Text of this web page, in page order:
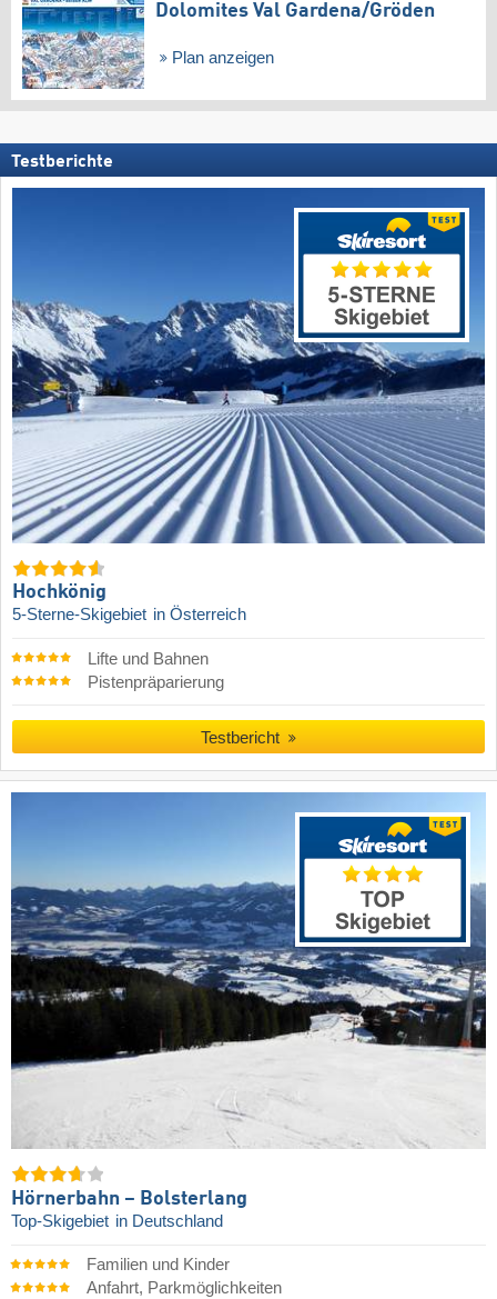
Dolomites Val Gardena/​Gröden
Plan anzeigen
Testberichte
Hochkönig
5-Sterne-Skigebiet in Österreich
Lifte und Bahnen
Pistenpräparierung
Testbericht
Hörnerbahn – Bolsterlang
Top-Skigebiet in Deutschland
Familien und Kinder
Anfahrt, Parkmöglichkeiten